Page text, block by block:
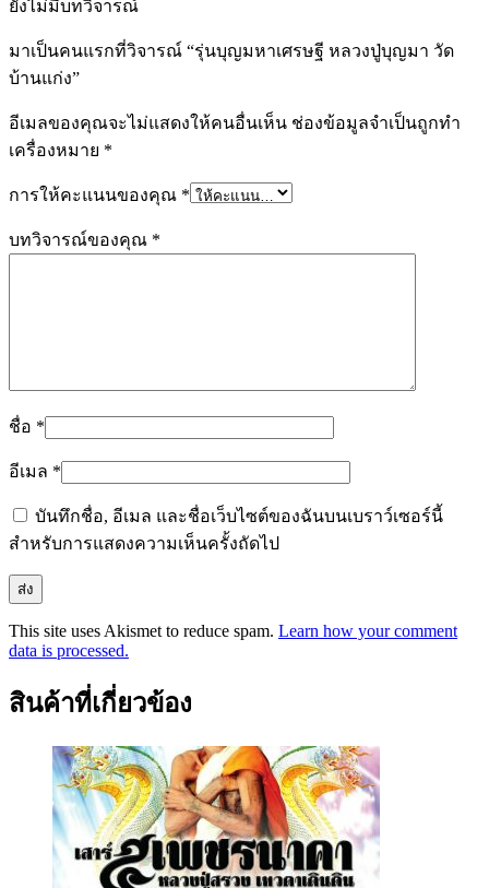
ยังไม่มีบทวิจารณ์
มาเป็นคนแรกที่วิจารณ์ “รุ่นบุญมหาเศรษฐี หลวงปู่บุญมา วัด
บ้านแก่ง”
อีเมลของคุณจะไม่แสดงให้คนอื่นเห็น ช่องข้อมูลจำเป็นถูกทำ
เครื่องหมาย *
การให้คะแนนของคุณ *
บทวิจารณ์ของคุณ *
ชื่อ *
อีเมล *
บันทึกชื่อ, อีเมล และชื่อเว็บไซต์ของฉันบนเบราว์เซอร์นี้
สำหรับการแสดงความเห็นครั้งถัดไป
This site uses Akismet to reduce spam. Learn how your comment
data is processed.
สินค้าที่เกี่ยวข้อง